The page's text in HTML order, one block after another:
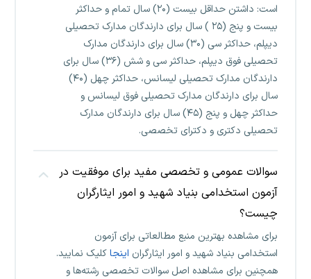
است: داشتن حداقل بیست (۲۰) سال تمام و حداکثر
بیست و پنج (۲۵ ) سال برای دارندگان مدارک تحصیلی
دیپلم، حداکثر سی (۳۰) سال برای دارندگان مدارک
تحصیلی فوق دیپلم، حداکثر سی و شش (۳۶) سال برای
دارندگان مدارک تحصیلی لیسانس، حداکثر چهل (۴۰)
سال برای دارندگان مدارک تحصیلی فوق لیسانس و
حداکثر چهل و پنج (۴۵) سال برای دارندگان مدارک
تحصیلی دکتری و دکترای تخصصی.
سوالات عمومی و تخصصی مفید برای موفقیت در
آزمون استخدامی بنیاد شهید و امور ایثارگران
چیست؟
برای مشاهده بهترین منبع مطالعاتی برای آزمون
استخدامی بنیاد شهید و امور ایثارگران اینجاکلیک نمایید.
همچنین برای مشاهده اصل سوالات تخصصی رشته‌ها و